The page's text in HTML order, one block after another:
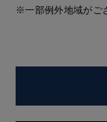
※一部例外地域がご